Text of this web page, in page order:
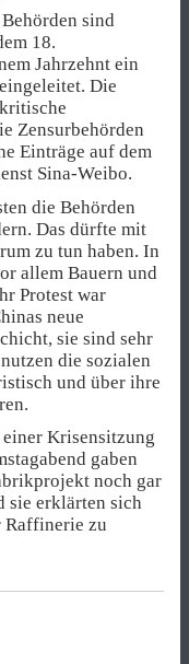
sind
18.
Jahrzehnt ein
Die
Zensurbehörden
Einträge auf dem
Sina-Weibo.
die Behörden
Das dürfte mit
zu tun haben. In
allem Bauern und
Protest war
neue
sie sind sehr
die sozialen
und über ihre
Krisensitzung
gaben
noch gar
sie erklärten sich
Raffinerie zu